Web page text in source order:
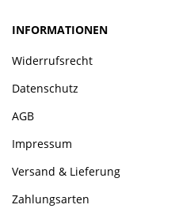
INFORMATIONEN
Widerrufsrecht
Datenschutz
AGB
Impressum
Versand & Lieferung
Zahlungsarten